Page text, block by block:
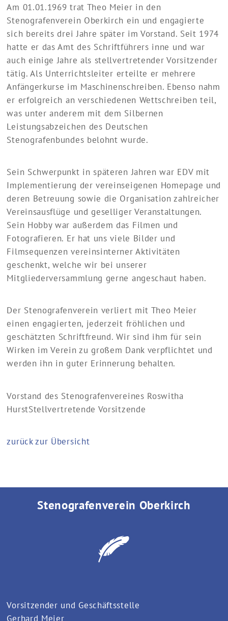
Am 01.01.1969 trat Theo Meier in den
Stenografenverein Oberkirch ein und engagierte
sich bereits drei Jahre später im Vorstand. Seit 1974
hatte er das Amt des Schriftführers inne und war
auch einige Jahre als stellvertretender Vorsitzender
tätig. Als Unterrichtsleiter erteilte er mehrere
Anfängerkurse im Maschinenschreiben. Ebenso nahm
er erfolgreich an verschiedenen Wettschreiben teil,
was unter anderem mit dem Silbernen
Leistungsabzeichen des Deutschen
Stenografenbundes belohnt wurde.
Sein Schwerpunkt in späteren Jahren war EDV mit
Implementierung der vereinseigenen Homepage und
deren Betreuung sowie die Organisation zahlreicher
Vereinsausflüge und geselliger Veranstaltungen.
Sein Hobby war außerdem das Filmen und
Fotografieren. Er hat uns viele Bilder und
Filmsequenzen vereinsinterner Aktivitäten
geschenkt, welche wir bei unserer
Mitgliederversammlung gerne angeschaut haben.
Der Stenografenverein verliert mit Theo Meier
einen engagierten, jederzeit fröhlichen und
geschätzten Schriftfreund. Wir sind ihm für sein
Wirken im Verein zu großem Dank verpflichtet und
werden ihn in guter Erinnerung behalten.
Vorstand des Stenografenvereines Roswitha
HurstStellvertretende Vorsitzende
zurück zur Übersicht
Stenografenverein Oberkirch
Vorsitzender und Geschäftsstelle
Gerhard Meier